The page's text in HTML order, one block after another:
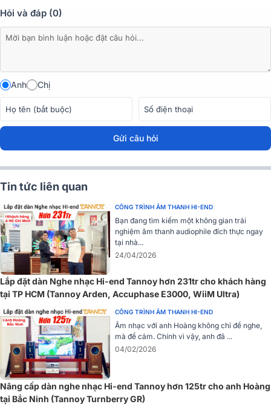
Mặt trước được ốp 1 tấm gỗ dày, sơn bóng làm nổi vân, trổ ra 4 núm
loại có chức năng lần lượt từ trái qua phải là bật/ tắt máy, điều chỉnh
âm lượng, chọn ngõ vào tín hiệu (CD, Phono, AV và Tuner) và chọn
Ngay phía trên là hệ thống bóng đèn được làm nổi hẳn lên trên, tạo
cảm giác khỏe khoắn cũng như thêm phần sang trọng. Dưới chân
các bóng đèn là tấm kim loại phay xước bóng, không chỉ mang tính
trang trí mà còn hấp thụ nhiệt từ các bóng đèn, có tác dụng tương
Hỏi và đáp (0)
Anh Chị
Gửi câu hỏi
Tin tức liên quan
CÔNG TRÌNH ÂM THANH HI-END
Bạn đang tìm kiếm một không gian trải
nghiệm âm thanh audiophile đích thực ngay
tại nhà...
24/04/2026
Lắp đặt dàn Nghe nhạc Hi-end Tannoy hơn 231tr cho khách hàng
tại TP HCM (Tannoy Arden, Accuphase E3000, WiiM Ultra)
CÔNG TRÌNH ÂM THANH HI-END
Âm nhạc với anh Hoàng không chỉ để nghe,
mà để cảm. Chính vì vậy, anh đã ...
04/02/2026
Nâng cấp dàn nghe nhạc Hi-end Tannoy hơn 125tr cho anh Hoàng
tại Bắc Ninh (Tannoy Turnberry GR)